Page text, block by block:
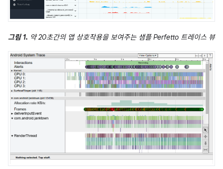
그림 1. 약 20초간의 앱 상호작용을 보여주는 샘플 Perfetto 트레이스 뷰